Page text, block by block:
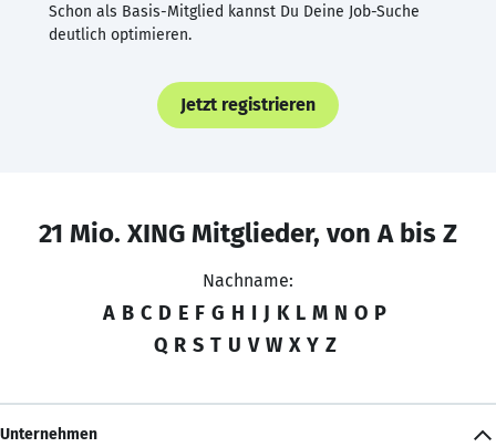
Schon als Basis-Mitglied kannst Du Deine Job-Suche
deutlich optimieren.
Jetzt registrieren
21 Mio. XING Mitglieder, von A bis Z
Nachname:
A B C D E F G H I J K L M N O P
Q R S T U V W X Y Z
Unternehmen